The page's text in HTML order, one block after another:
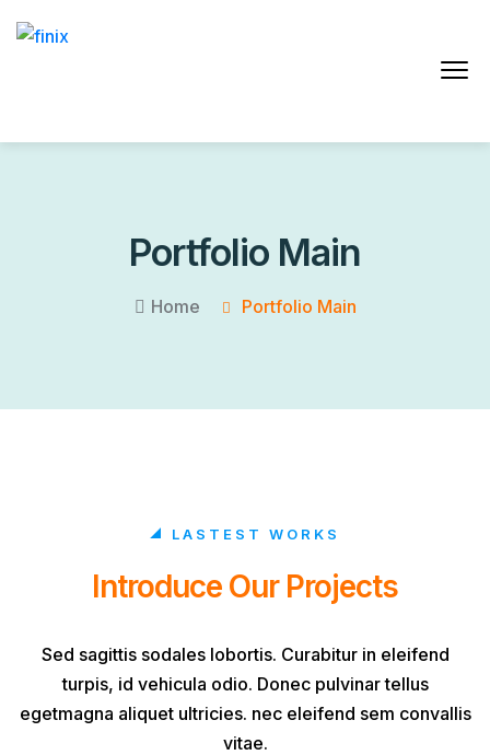
Portfolio Main
Home Portfolio Main
LASTEST WORKS
Introduce Our Projects
Sed sagittis sodales lobortis. Curabitur in eleifend
turpis, id vehicula odio. Donec pulvinar tellus
egetmagna aliquet ultricies. nec eleifend sem convallis
vitae.